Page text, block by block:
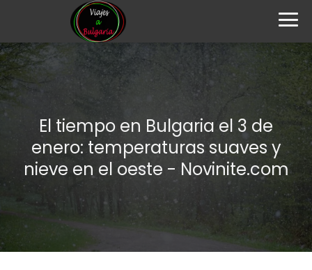
El tiempo en Bulgaria el 3 de
enero: temperaturas suaves y
nieve en el oeste - Novinite.com